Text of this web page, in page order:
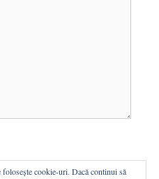
cookie-uri. Dacă continui să